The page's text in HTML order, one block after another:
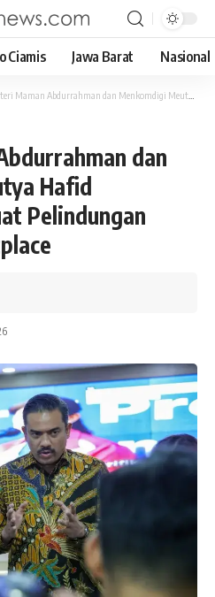
Ciamis Jawa Barat Nasional
Abdurrahman dan Menkomdigi Meutya Hafid Kolaborasi Perkuat Pelindungan UMKM di Marketplace
dan
Hafid
Pelindungan